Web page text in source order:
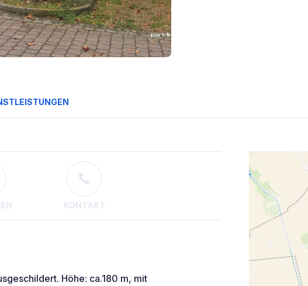
KONTAKT
Höhe: ca.180 m, mit